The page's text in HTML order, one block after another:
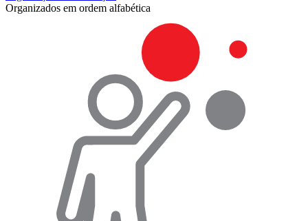
Organizados em ordem alfabética